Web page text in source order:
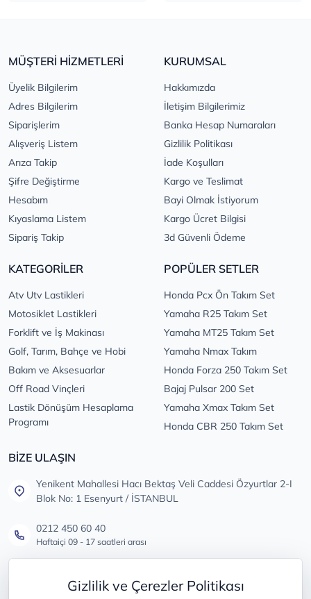
Gizlilik ve Çerezler Politikası
MÜŞTERİ HİZMETLERİ
Üyelik Bilgilerim
Adres Bilgilerim
Siparişlerim
Alışveriş Listem
Arıza Takip
Şifre Değiştirme
Hesabım
Kıyaslama Listem
Sipariş Takip
KURUMSAL
Hakkımızda
İletişim Bilgilerimiz
Banka Hesap Numaraları
Gizlilik Politikası
İade Koşulları
Kargo ve Teslimat
Bayi Olmak İstiyorum
Kargo Ücret Bilgisi
3d Güvenli Ödeme
KATEGORİLER
Atv Utv Lastikleri
Motosiklet Lastikleri
Forklift ve İş Makinası
Golf, Tarım, Bahçe ve Hobi
Bakım ve Aksesuarlar
Off Road Vinçleri
Lastik Dönüşüm Hesaplama
Programı
POPÜLER SETLER
Honda Pcx Ön Takım Set
Yamaha R25 Takım Set
Yamaha MT25 Takım Set
Yamaha Nmax Takım
Honda Forza 250 Takım Set
Bajaj Pulsar 200 Set
Yamaha Xmax Takım Set
Honda CBR 250 Takım Set
BİZE ULAŞIN
Yenikent Mahallesi Hacı Bektaş Veli Caddesi Özyurtlar 2-I
Blok No: 1 Esenyurt / İSTANBUL
0212 450 60 40
Haftaiçi 09 - 17 saatleri arası
Tüm öneri ve şikayetleriniz için